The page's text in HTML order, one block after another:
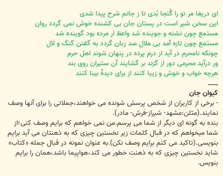
ای دریغا مر تو را گُنجا بُدی تا ز جانم شرح پیدا شدی
این سخن شیر است در پستان جان بی کشنده خوش نمی گردد روان
مستمع چون تشنه و جوینده شد واعظ ار مرده بود گوینده شد
مستمع چون تازه آمد بی ملال صد زبان گردد به گفتن گنگ و لال
چونکه نامحرم در آید از درم پرده در پنهان شوند اهل حرم
ور درآید محرمی دور از گزند بر گشایند آن ستیران روی بند
هرچه خواب و خوش و زیبا کنند از برای دیدۀ بینا کنند
ــــــــــ
کیوان جان
- برخی از کاربران از شخص پرسش شونده می خواهند،جملاتی را برای آنها وصف
نمایند.(مثلن:مشهد- شیراز-فرش- مادر).
بنده به گونه ای دیگر از شما می پرسم.من نمی خواهم که برایم وصف کنی؛از
شما میخواهم که در قبال کلمات زیر نخستین چیزی که به ذهنتان می آید برایم
بنویسی.(تاکید می کنم برایم وصف نکن).به عنوان نمونه در قبال جمله «کتاب»
شاید نخستین چیزی که به ذهنت خطور می کند،هواپیما باشد،همان را برایم
بنویس.